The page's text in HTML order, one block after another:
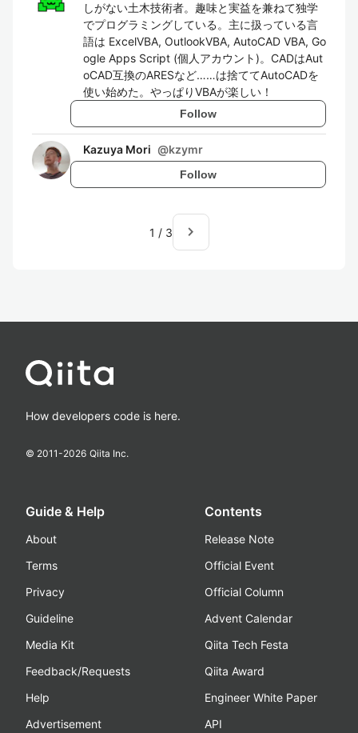
しがない土木技術者。趣味と実益を兼ねて独学
でプログラミングしている。主に扱っている言
語は ExcelVBA, OutlookVBA, AutoCAD VBA, Go
ogle Apps Script (個人アカウント)。CADはAut
oCAD互換のARESなど……は捨ててAutoCADを
使い始めた。やっぱりVBAが楽しい！
Follow
Kazuya Mori @kzymr
Follow
1 / 3 navigate_next
How developers code is here.
© 2011-2026 Qiita Inc.
Guide & Help
About
Terms
Privacy
Guideline
Media Kit
Feedback/Requests
Help
Advertisement
Contents
Release Note
Official Event
Official Column
Advent Calendar
Qiita Tech Festa
Qiita Award
Engineer White Paper
API